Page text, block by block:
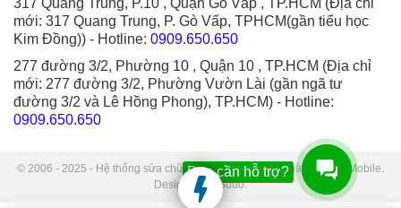
317 Quang Trung, P.10 , Quận Gò Vấp , TP.HCM (Địa chỉ
mới: 317 Quang Trung, P. Gò Vấp, TPHCM(gần tiểu học
Kim Đồng)) - Hotline: 0909.650.650
277 đường 3/2, Phường 10 , Quận 10 , TP.HCM (Địa chỉ
mới: 277 đường 3/2, Phường Vườn Lài (gần ngã tư
đường 3/2 và Lê Hồng Phong), TP.HCM) - Hotline:
0909.650.650
© 2006 - 2025 - Hệ thống sửa chữa điện thoại di động Thành Trung Mobile.
Designed by Sudo.
Bạn cần hỗ trợ?